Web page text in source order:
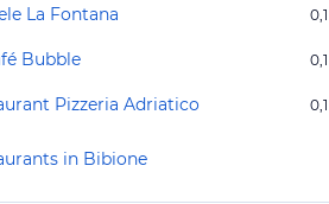
La Fontana 0,1
Bubble 0,1
Pizzeria Adriatico 0,1
in Bibione